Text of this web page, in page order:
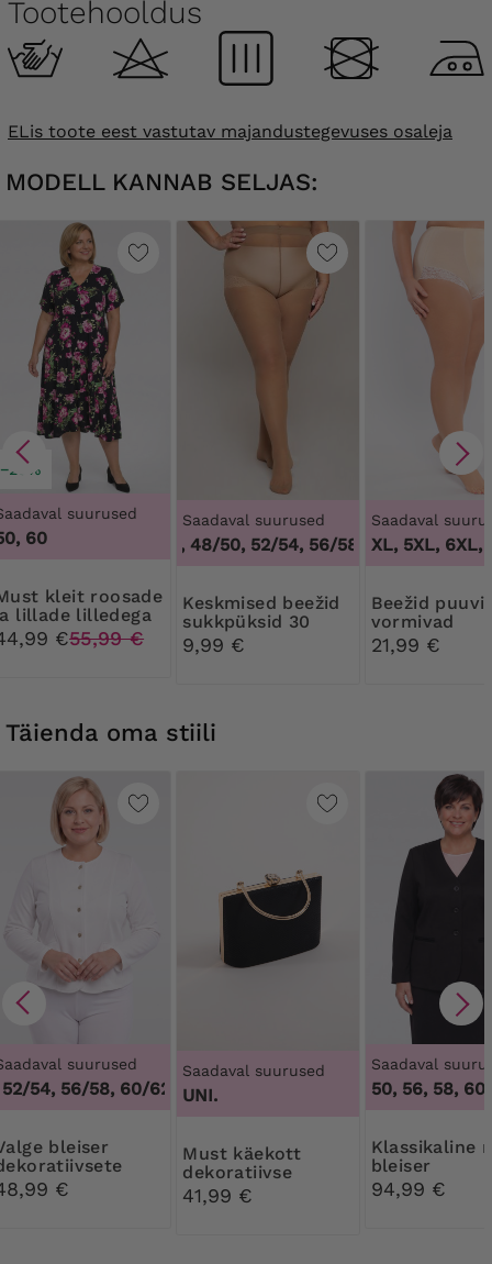
Tootehooldus
ELis toote eest vastutav majandustegevuses osaleja
MODELL KANNAB SELJAS:
−20%
suurused
60
lillade lilledega
€55,99 €
Saadaval suurused
44/46, 48/50, 52/54, 56/58, 60/62,44/46,
Keskmised beežid
sukkpüksid 30
DEN Ribessa
9,99 €
Saadaval
3XL, 4XL, 5XL, 6XL,
Beežid puuvillased
vormivad
aluspüksid
21,99 €
Täienda oma stiili
suurused
54, 56/58, 60/62, 48/50, 52/54, 56/58, 60/62
€
Saadaval suurused
UNI.
Must käekott
dekoratiivse
lukuga
41,99 €
Saadaval
50, 56, 58, 60
Klassikaline must
bleiser
94,99 €